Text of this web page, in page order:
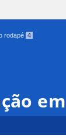
rodapé 4